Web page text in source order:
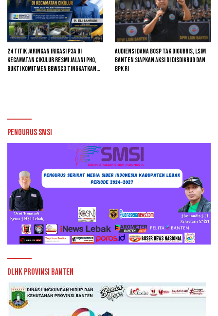
24 Titik Jaringan Irigasi P3A di
Kecamatan Cikulur Resmi Jalani PHO,
Bukti Komitmen BBWSC3 Tingkatkan
Audiensi Dana BOSP Tak Digubris, LSIM
Banten Siapkan Aksi di Disdikbud dan
BPK RI
Pengurus SMSI
DLHK Provinsi Banten